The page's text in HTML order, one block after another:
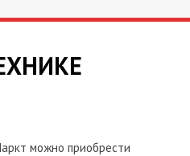
можно приобрести